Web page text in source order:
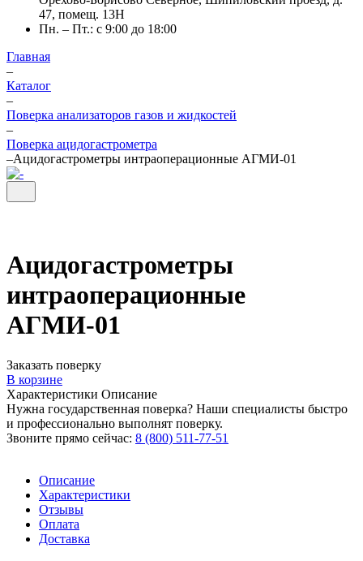
47, помещ. 13Н
Пн. – Пт.: с 9:00 до 18:00
Главная
–
Каталог
–
Поверка анализаторов газов и жидкостей
–
Поверка ацидогастрометра
–Ацидогастрометры интраоперационные АГМИ-01
Ацидогастрометры
интраоперационные
АГМИ-01
Заказать поверку
В корзине
Характеристики Описание
Нужна государственная поверка? Наши специалисты быстро
и профессионально выполнят поверку.
Звоните прямо сейчас: 8 (800) 511-77-51
Описание
Характеристики
Отзывы
Оплата
Доставка